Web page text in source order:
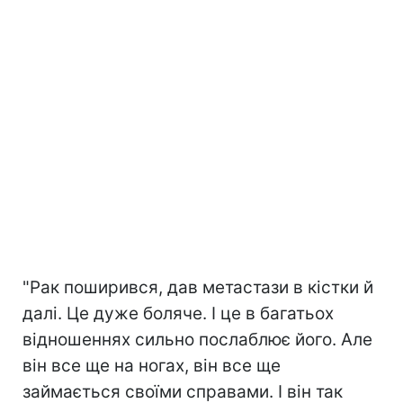
"Рак поширився, дав метастази в кістки й
далі. Це дуже боляче. І це в багатьох
відношеннях сильно послаблює його. Але
він все ще на ногах, він все ще
займається своїми справами. І він так